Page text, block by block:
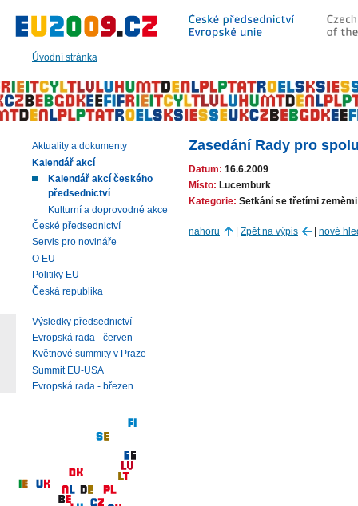
Úvodní stránka
hlavní
|
navigaci
|
vyhledávání
Zasedání Rady pro
Datum: 16.6.2009
Místo: Lucemburk
Kategorie: Setkání se třetími zeměmi
nahoru Zpět na výpis nové
Aktuality a dokumenty
Kalendář akcí
Kalendář akcí českého
předsednictví
Kulturní a doprovodné akce
České předsednictví
Servis pro novináře
O EU
Politiky EU
Česká republika
Výsledky předsednictví
Evropská rada - červen
Květnové summity v Praze
Summit EU-USA
Evropská rada - březen